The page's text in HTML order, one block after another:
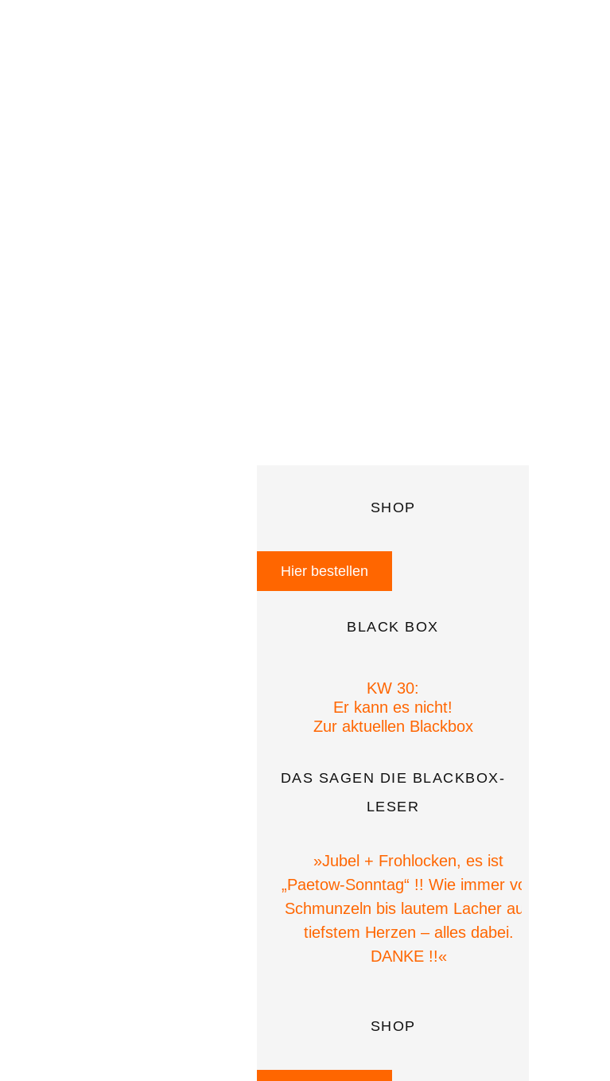
SHOP
Hier bestellen
BLACK BOX
KW 30:
Er kann es nicht!
Zur aktuellen Blackbox
DAS SAGEN DIE BLACKBOX-
LESER
»Jubel + Frohlocken, es ist
„Paetow-Sonntag“ !! Wie immer von
Schmunzeln bis lautem Lacher aus
tiefstem Herzen – alles dabei.
DANKE !!«
SHOP